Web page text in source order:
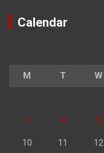
Calendar
M T W
3 4 5
10 11 12